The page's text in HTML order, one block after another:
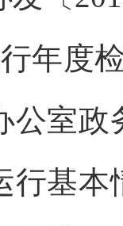
年度
公室
行基